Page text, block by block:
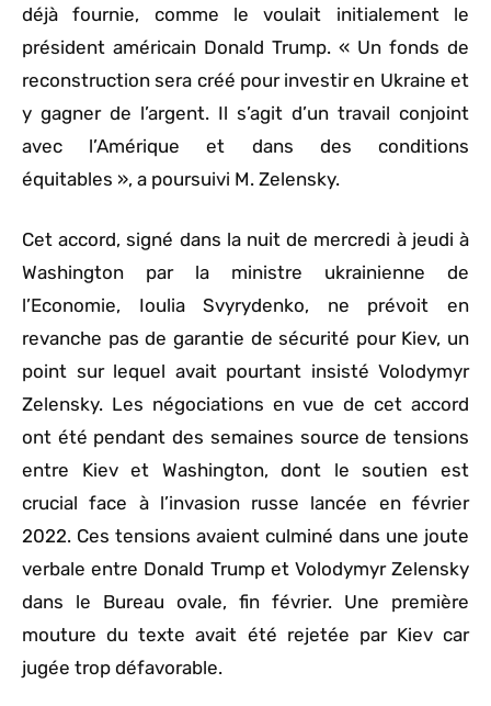
déjà fournie, comme le voulait initialement le
président américain Donald Trump. « Un fonds de
reconstruction sera créé pour investir en Ukraine et
y gagner de l’argent. Il s’agit d’un travail conjoint
avec l’Amérique et dans des conditions
équitables », a poursuivi M. Zelensky.
Cet accord, signé dans la nuit de mercredi à jeudi à
Washington par la ministre ukrainienne de
l’Economie, Ioulia Svyrydenko, ne prévoit en
revanche pas de garantie de sécurité pour Kiev, un
point sur lequel avait pourtant insisté Volodymyr
Zelensky. Les négociations en vue de cet accord
ont été pendant des semaines source de tensions
entre Kiev et Washington, dont le soutien est
crucial face à l’invasion russe lancée en février
2022. Ces tensions avaient culminé dans une joute
verbale entre Donald Trump et Volodymyr Zelensky
dans le Bureau ovale, fin février. Une première
mouture du texte avait été rejetée par Kiev car
jugée trop défavorable.